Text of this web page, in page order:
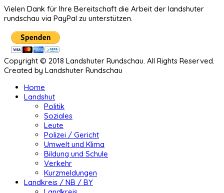
Vielen Dank für Ihre Bereitschaft die Arbeit der landshuter
rundschau via PayPal zu unterstützen.
Copyright © 2018 Landshuter Rundschau. All Rights Reserved.
Created by Landshuter Rundschau
Home
Landshut
Politik
Soziales
Leute
Polizei / Gericht
Umwelt und Klima
Bildung und Schule
Verkehr
Kurzmeldungen
Landkreis / NB / BY